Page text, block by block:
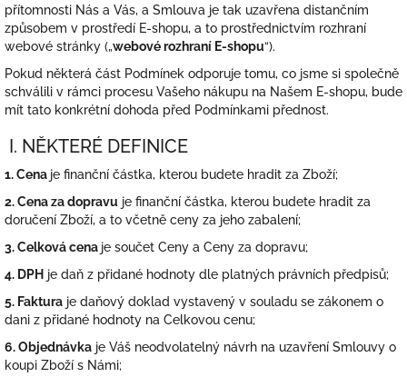
přítomnosti Nás a Vás, a Smlouva je tak uzavřena distančním
způsobem v prostředí E-shopu, a to prostřednictvím rozhraní
webové stránky („webové rozhraní E-shopu“).
Pokud některá část Podmínek odporuje tomu, co jsme si společně
schválili v rámci procesu Vašeho nákupu na Našem E-shopu, bude
mít tato konkrétní dohoda před Podmínkami přednost.
I. NĚKTERÉ DEFINICE
1. Cena je finanční částka, kterou budete hradit za Zboží;
2. Cena za dopravu je finanční částka, kterou budete hradit za
doručení Zboží, a to včetně ceny za jeho zabalení;
3. Celková cena je součet Ceny a Ceny za dopravu;
4. DPH je daň z přidané hodnoty dle platných právních předpisů;
5. Faktura je daňový doklad vystavený v souladu se zákonem o
dani z přidané hodnoty na Celkovou cenu;
6. Objednávka je Váš neodvolatelný návrh na uzavření Smlouvy o
koupi Zboží s Námi;